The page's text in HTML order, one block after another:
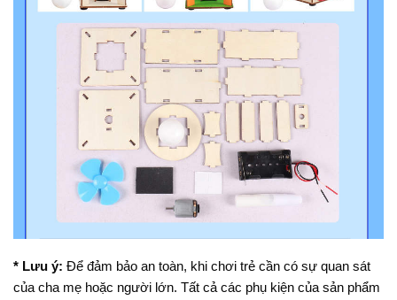
* Lưu ý: Để đảm bảo an toàn, khi chơi trẻ cần có sự quan sát
của cha mẹ hoặc người lớn. Tất cả các phụ kiện của sản phẩm